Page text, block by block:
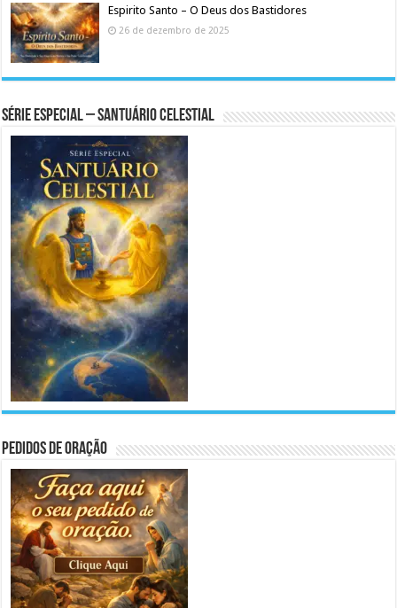
Espirito Santo – O Deus dos Bastidores
26 de dezembro de 2025
Série Especial – Santuário Celestial
Pedidos de Oração